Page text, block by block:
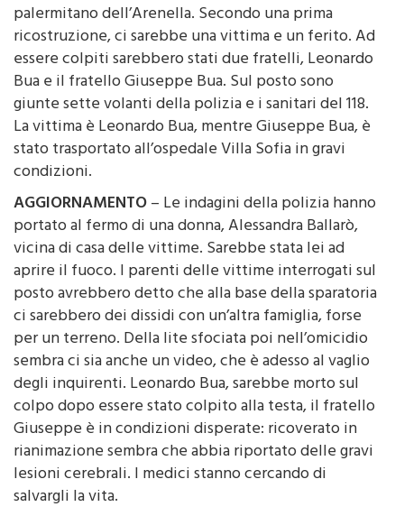
Sparatoria in piazzetta Caruso, nel quartiere
palermitano dell’Arenella. Secondo una prima
ricostruzione, ci sarebbe una vittima e un ferito. Ad
essere colpiti sarebbero stati due fratelli, Leonardo
Bua e il fratello Giuseppe Bua. Sul posto sono
giunte sette volanti della polizia e i sanitari del 118.
La vittima è Leonardo Bua, mentre Giuseppe Bua, è
stato trasportato all’ospedale Villa Sofia in gravi
condizioni.
AGGIORNAMENTO– Le indagini della polizia hanno
portato al fermo di una donna, Alessandra Ballarò,
vicina di casa delle vittime. Sarebbe stata lei ad
aprire il fuoco. I parenti delle vittime interrogati sul
posto avrebbero detto che alla base della sparatoria
ci sarebbero dei dissidi con un’altra famiglia, forse
per un terreno. Della lite sfociata poi nell’omicidio
sembra ci sia anche un video, che è adesso al vaglio
degli inquirenti. Leonardo Bua, sarebbe morto sul
colpo dopo essere stato colpito alla testa, il fratello
Giuseppe è in condizioni disperate: ricoverato in
rianimazione sembra che abbia riportato delle gravi
lesioni cerebrali. I medici stanno cercando di